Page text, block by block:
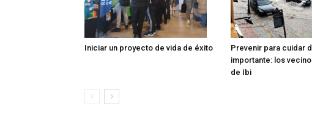
Iniciar un proyecto de vida de éxito
Prevenir para cuidar
importante: los
de Ibi